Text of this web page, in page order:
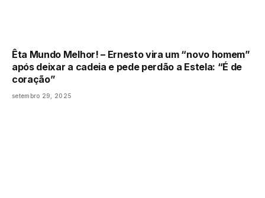
Êta Mundo Melhor! – Ernesto vira um “novo homem”
após deixar a cadeia e pede perdão a Estela: “É de
coração”
setembro 29, 2025